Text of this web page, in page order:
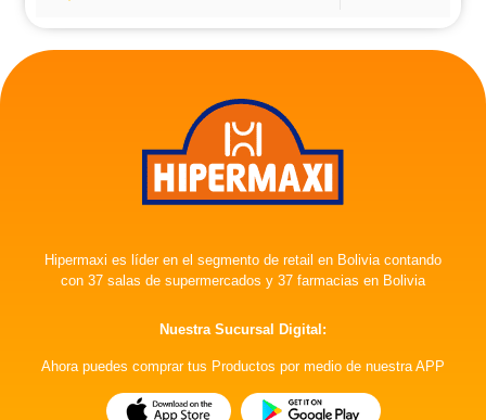
Hipermaxi es líder en el segmento de retail en Bolivia contando
con 37 salas de supermercados y 37 farmacias en Bolivia
Nuestra Sucursal Digital:
Ahora puedes comprar tus Productos por medio de nuestra APP